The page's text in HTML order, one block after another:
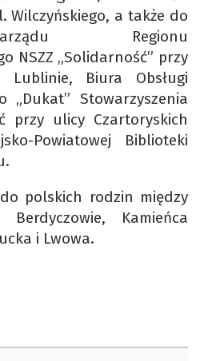
Wilczyńskiego, a także do
Regionu
NSZZ „Solidarność” przy
Biura Obsługi
„Dukat” Stowarzyszenia
przy ulicy Czartoryskich
Powiatowej Biblioteki
polskich rodzin między
Kamieńca
i Lwowa.